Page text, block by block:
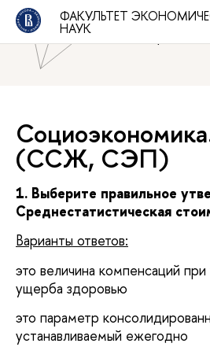
ФАКУЛЬТЕТ
НАУК
Национальный
школа экономики»
Факультет
(ССЖ, СЭП)
1. Выберите правильное
Среднестатистическая
Варианты ответов:
это величина компенсаций
ущерба здоровью
это параметр
устанавливаемый ежегодно